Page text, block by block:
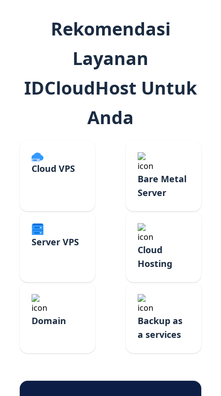
Rekomendasi
Layanan
IDCloudHost Untuk
Anda
Cloud VPS
Bare Metal
Server
Server VPS
Cloud
Hosting
Domain
Backup as
a services